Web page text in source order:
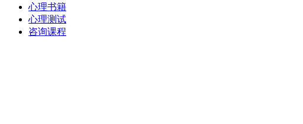
心理书籍
心理测试
咨询课程